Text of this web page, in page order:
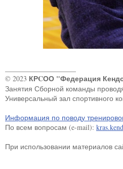
© 2023 КРCОО "Федерация
Занятия Сборной команды
Универсальный зал спортивного
Информация по поводу
По всем вопросам (e-mail):
При использовании материалов